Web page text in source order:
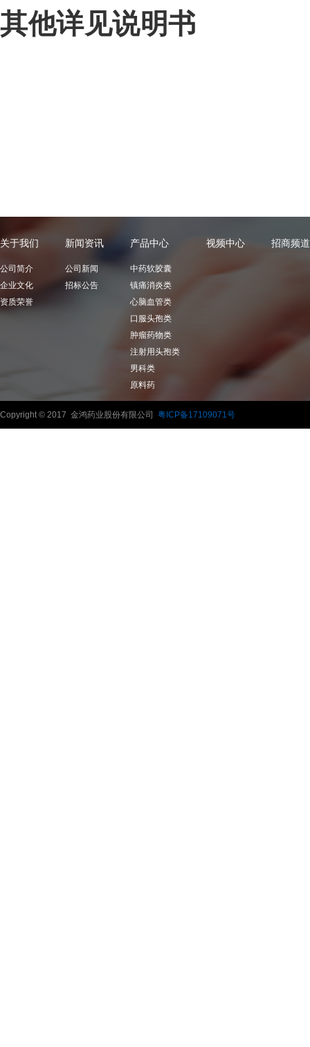
其他详见说明书
关于我们
公司简介
企业文化
资质荣誉
新闻资讯
公司新闻
招标公告
产品中心
中药软胶囊
镇痛消炎类
心脑血管类
口服头孢类
肿瘤药物类
注射用头孢类
男科类
原料药
视频中心 招商频道
Copyright © 2017 金鸿药业股份有限公司 粤ICP备17109071号